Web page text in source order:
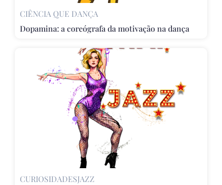
CIÊNCIA QUE DANÇA
Dopamina: a coreógrafa da motivação na dança
CURIOSIDADESJAZZ